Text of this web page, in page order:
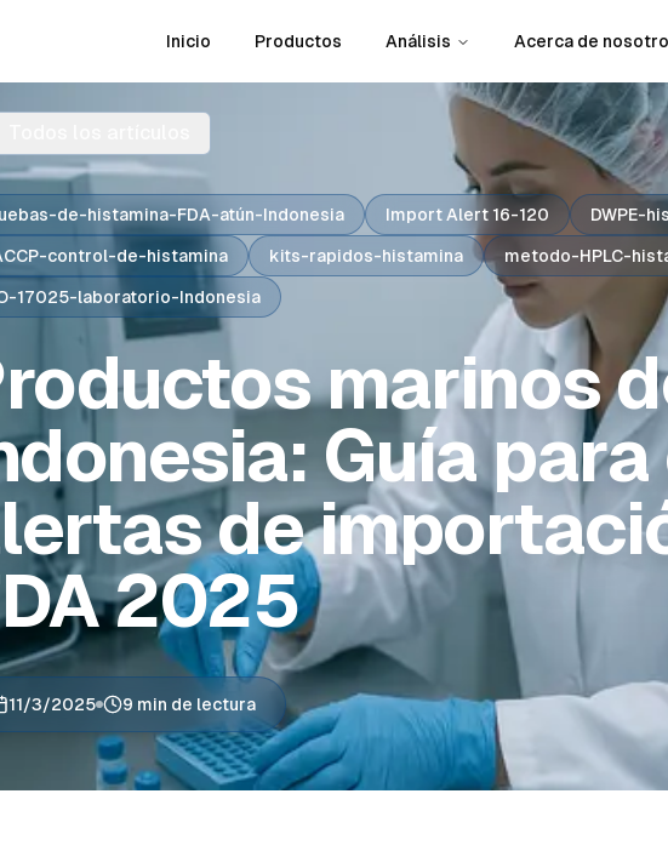
Inicio Productos Análisis Acerca de
de-histamina-FDA-atún-Indonesia Import Alert 16-120 DWPE-
control-de-histamina kits-rapidos-histamina metodo-HPLC-
17025-laboratorio-Indonesia
marinos
Guía
de
2025
11/3/2025 9 min de lectura